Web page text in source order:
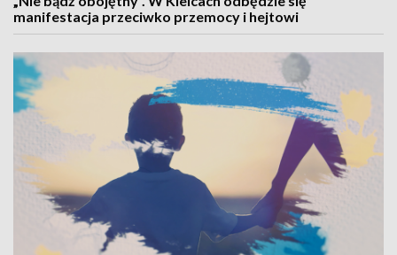
manifestacja przeciwko przemocy i hejtowi